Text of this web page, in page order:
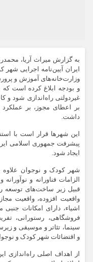
به گزارش میراث آریا،
ایران آیین‌نامه اجرایی
وزارت‌خانه‌های آموزش و
و بودجه ابلاغ کرده است
غیردولتی راه‌اندازی شود و
بر اعطای مجوز، بر
داشت.
پیشرفت جمهوری اسلامی
ایجاد شود.
شهر کودک و نوجوان علاوه
الزامات فناورانه و
قبیل زیر ساخت‌های توسعه
واقعیت افزوده، واقعیت
اشیاء، دارای امکانات جنبی
فروشگاهی، رستورانی،
سینما، تئاتر و موسیقی و
و اقتضائات شهر کودک و
از اهداف اصلی راه‌اندازی